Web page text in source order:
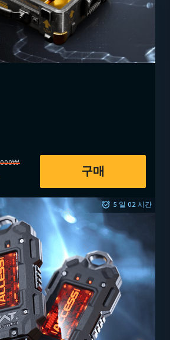
구매
5 일 02 시간